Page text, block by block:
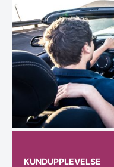
KUNDUPPLEVELSE